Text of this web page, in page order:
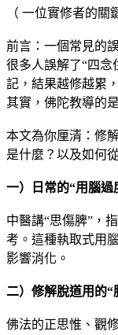
（ 一位實修者的關
前言：一個常見的
很多人誤解了“四念
記，結果越修越累
其實，佛陀教導的
本文為你厘清：修
是什麼？以及如何
一）日常的“用腦過
中醫講“思傷脾”，
考。這種執取式用
影響消化。
二）修解脫道用的“
佛法的正思惟、觀